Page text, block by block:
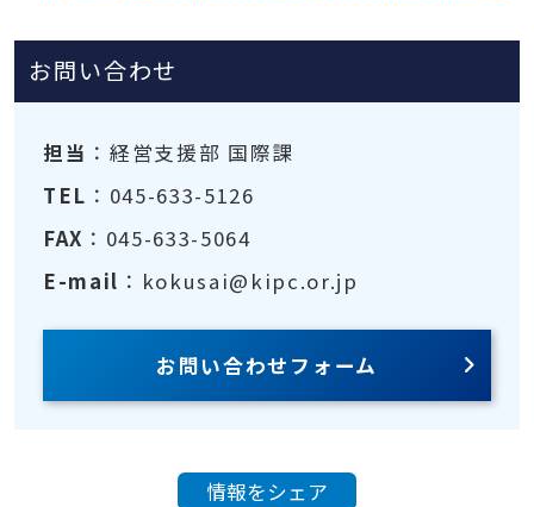
お問い合わせ
担当 ：経営支援部 国際課
TEL ：045-633-5126
FAX ：045-633-5064
E-mail ：kokusai@kipc.or.jp
お問い合わせフォーム
情報をシェア